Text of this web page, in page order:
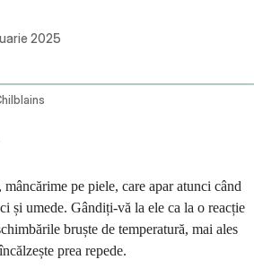
2025
pe piele, care apar atunci când
și umede. Gândiți-vă la ele ca la o reacție
bruște de temperatură, mai ales
prea repede.